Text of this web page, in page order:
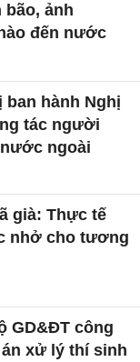
bão, ảnh
đến nước
ban hành Nghị
tác người
ngoài
già: Thực tế
nhở cho tương
GD&ĐT công
xử lý thí sinh